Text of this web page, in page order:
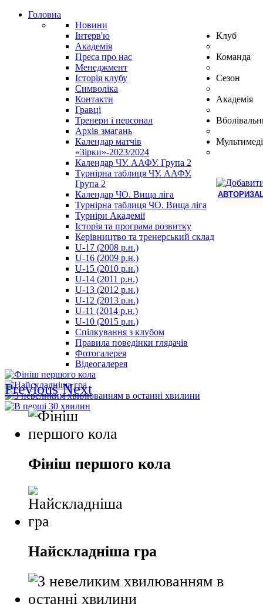
Головна
Новини
Інтерв'ю
Академія
Преса про нас
Клуб
Менеджмент
Історія клубу
Символіка
Контакти
Команда
Гравці
Тренери і персонал
Архів змагань
Сезон
Календар матчів
«Зірки»-2023/2024
Календар ЧУ. ААФУ. Група 2
Турнірна таблиця ЧУ. ААФУ.
Група 2
Календар ЧО. Вища ліга
Турнірна таблиця ЧО. Вища ліга
Академія
Турніри Академії
Історія та програма розвитку
Керівництво та тренерський склад
U-17 (2008 р.н.)
U-16 (2009 р.н.)
U-15 (2010 р.н.)
U-14 (2011 р.н.)
U-13 (2012 р.н.)
U-12 (2013 р.н.)
U-11 (2014 р.н.)
U-10 (2015 р.н.)
Спілкування з клубом
Правила поведінки глядачів
Фотогалерея
Відеогалерея
Previous Next
Фініш першого кола
Найскладніша гра